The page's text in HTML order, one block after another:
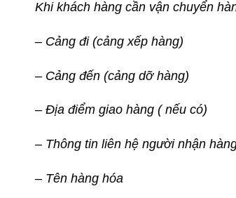
Khi khách hàng cần vận chuyển
– Cảng đi (cảng xếp hàng)
– Cảng đến (cảng dỡ hàng)
– Địa điểm giao hàng ( nếu có)
– Thông tin liên hệ người nhận
– Tên hàng hóa